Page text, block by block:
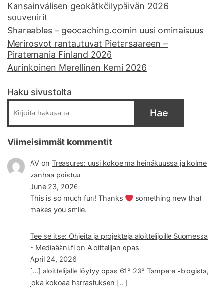
Kansainvälisen geokätköilypäivän 2026
souvenirit
Shareables – geocaching.comin uusi ominaisuus
Merirosvot rantautuvat Pietarsaareen –
Piratemania Finland 2026
Aurinkoinen Merellinen Kemi 2026
Haku sivustolta
Hae
Viimeisimmät kommentit
AV onTreasures: uusi kokoelma heinäkuussa ja kolme
vanhaa poistuu
June 23, 2026
This is so much fun! Thanks
something new that
makes you smile.
Tee se itse: Ohjeita ja projekteja aloittelijoille Suomessa
- Mediaääni.fi onAloittelijan opas
April 24, 2026
[…] aloittelijalle löytyy opas 61° 23° Tampere -blogista,
joka kokoaa harrastuksen […]